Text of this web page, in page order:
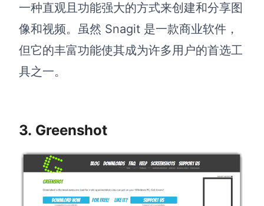
一种直观且功能强大的方式来创建和分享图
像和视频。虽然 Snagit 是一款商业软件，
但它的丰富功能使其成为许多用户的首选工
具之一。
3. Greenshot